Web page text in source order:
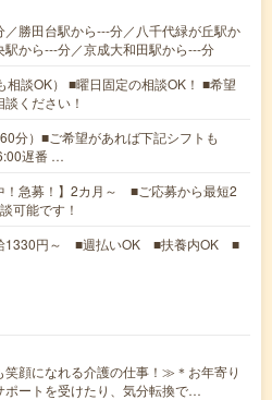
／勝田台駅から---分／八千代緑が丘駅か
駅から---分／京成大和田駅から---分
相談OK） ■曜日固定の相談OK！ ■希望
ください！
分）■ご希望があれば下記シフトも
遅番 …
！急募！】2カ月～ ■ご応募から最短2
可能です！
1330円～ ■週払いOK ■扶養内OK ■
顔になれる介護の仕事！≫＊お年寄り
ポートを受けたり、気分転換で…